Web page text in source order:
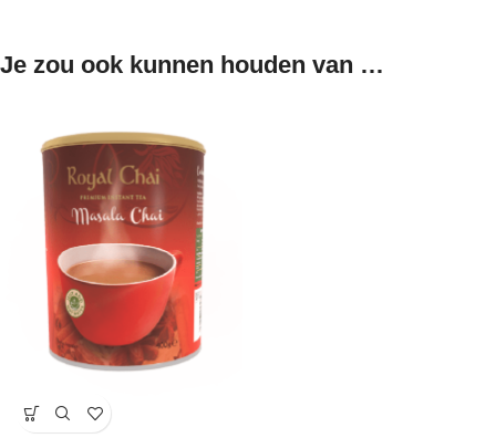
Je zou ook kunnen houden van …
-14%